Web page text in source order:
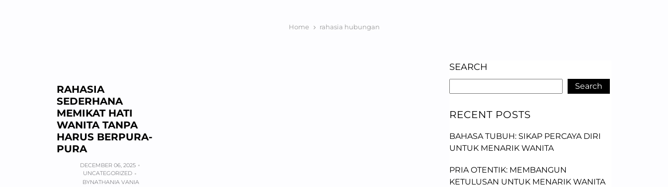
Home rahasia hubungan
RAHASIA
SEDERHANA
MEMIKAT HATI
WANITA TANPA
HARUS BERPURA-
PURA
DECEMBER 06, 2025
UNCATEGORIZED
BYNATHANIA VANIA
SEARCH
Search
RECENT POSTS
BAHASA TUBUH: SIKAP PERCAYA DIRI
UNTUK MENARIK WANITA
PRIA OTENTIK: MEMBANGUN
KETULUSAN UNTUK MENARIK WANITA